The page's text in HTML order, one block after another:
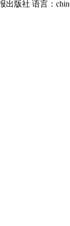
版社 语言：